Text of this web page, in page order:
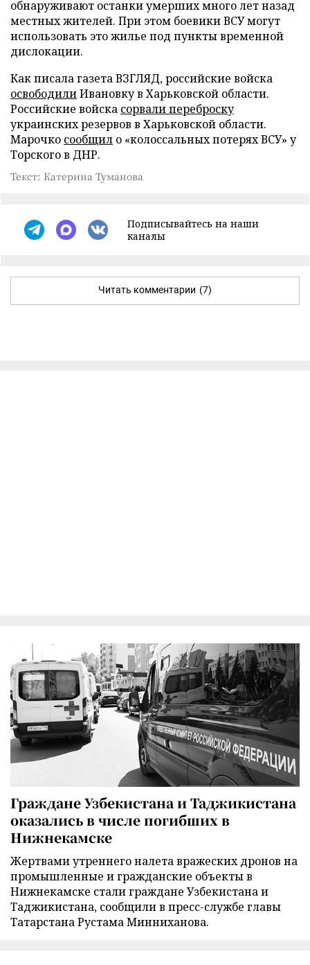
обнаруживают останки умерших много лет назад
местных жителей. При этом боевики ВСУ могут
использовать это жилье под пункты временной
дислокации.
Как писала газета ВЗГЛЯД, российские войска
освободилиИвановку в Харьковской области.
Российские войска сорвали переброску
украинских резервов в Харьковской области.
Марочко сообщил о «колоссальных потерях ВСУ» у
Торского в ДНР.
Текст: Катерина Туманова
Подписывайтесь на наши
каналы
Читать комментарии (7)
Граждане Узбекистана и Таджикистана
оказались в числе погибших в
Нижнекамске
Жертвами утреннего налета вражеских дронов на
промышленные и гражданские объекты в
Нижнекамске стали граждане Узбекистана и
Таджикистана, сообщили в пресс-службе главы
Татарстана Рустама Минниханова.